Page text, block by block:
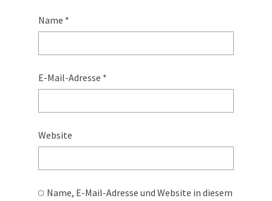
Name *
E-Mail-Adresse *
Website
Name, E-Mail-Adresse und Website in diesem